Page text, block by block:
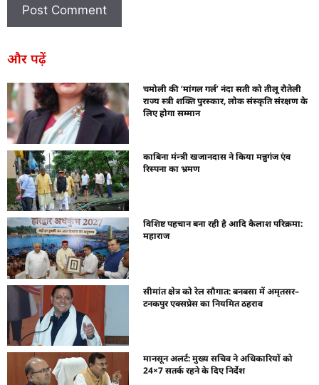
और पढ़ें
चमोली की ‘मांगल गर्ल’ नंदा सती को तीलू रौतेली
राज्य स्त्री शक्ति पुरस्कार, लोक संस्कृति संरक्षण के
लिए होगा सम्मान
काबिना मंन्त्री खजानदास ने किया मन्नुगंज एंव
रिस्पना का भ्रमण
विशिष्ट पहचान बना रही है आदि कैलाश परिक्रमा:
महाराज
सीमांत क्षेत्र को रेल सौगात: बनबसा में अमृतसर–
टनकपुर एक्सप्रेस का नियमित ठहराव
मानसून अलर्ट: मुख्य सचिव ने अधिकारियों को
24×7 सतर्क रहने के दिए निर्देश